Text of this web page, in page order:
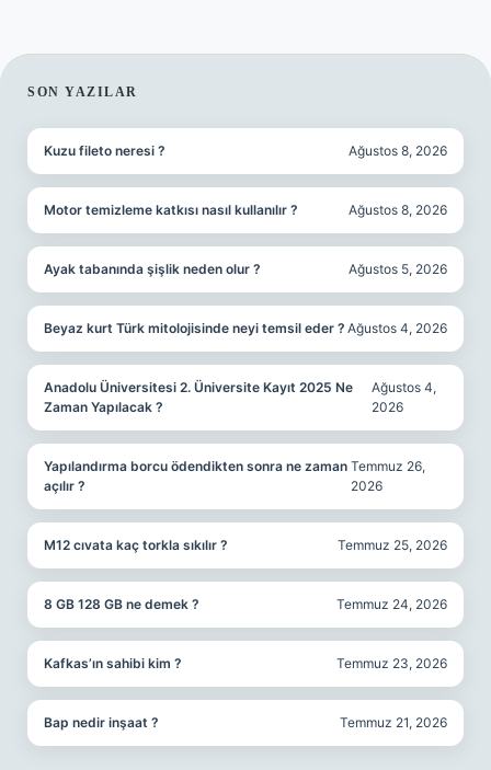
SIDEBAR
SON YAZILAR
Kuzu fileto neresi ? Ağustos 8, 2026
Motor temizleme katkısı nasıl kullanılır ? Ağustos 8, 2026
Ayak tabanında şişlik neden olur ? Ağustos 5, 2026
Beyaz kurt Türk mitolojisinde neyi temsil eder ? Ağustos 4, 2026
Anadolu Üniversitesi 2. Üniversite Kayıt 2025 Ne
Zaman Yapılacak ?
Ağustos 4,
2026
Yapılandırma borcu ödendikten sonra ne zaman
açılır ?
Temmuz 26,
2026
M12 cıvata kaç torkla sıkılır ? Temmuz 25, 2026
8 GB 128 GB ne demek ? Temmuz 24, 2026
Kafkas’ın sahibi kim ? Temmuz 23, 2026
Bap nedir inşaat ? Temmuz 21, 2026